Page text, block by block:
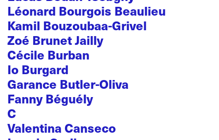
Léonard Bourgois Beaulieu
Kamil Bouzoubaa-Grivel
Zoé Brunet Jailly
Cécile Burban
Io Burgard
Garance Butler-Oliva
Fanny Béguély
C
Valentina Canseco